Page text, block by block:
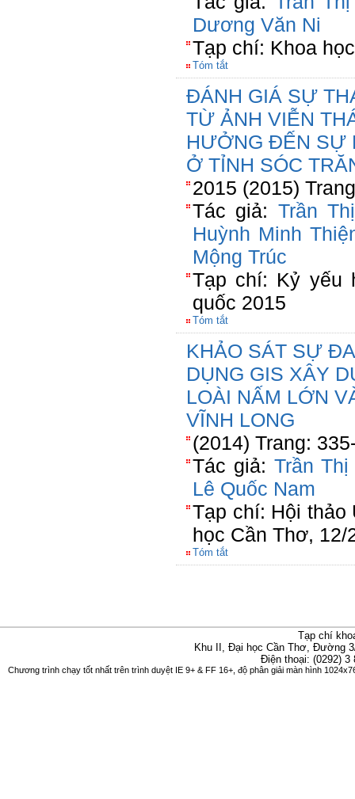
Dương Văn Ni
Tạp chí: Khoa
Tóm tắt
ĐÁNH GIÁ SỰ
TỪ ẢNH VIỄN
HƯỞNG ĐẾN SỰ
Ở TỈNH SÓC
2015 (2015)
Tác giả: Trần
Huỳnh Minh
Mộng Trúc
Tạp chí: Kỷ yếu
quốc 2015
Tóm tắt
KHẢO SÁT SỰ
DỤNG GIS XÂY
LOÀI NẤM LỚN
VĨNH LONG
(2014) Trang:
Tác giả: Trần
Lê Quốc Nam
Tạp chí: Hội thảo
học Cần Thơ, 12/
Tóm tắt
Tạp chí
Khu II, Đại học Cần Thơ, Đường
Điện thoại: (0292)
Chương trình chạy tốt nhất trên trình duyệt IE 9+ & FF 16+, độ phân giải màn hình